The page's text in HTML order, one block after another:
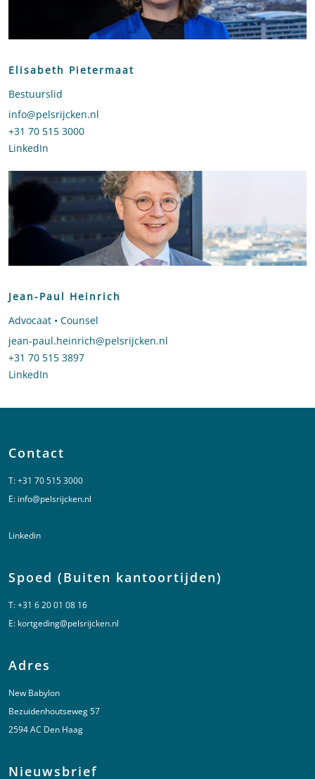
Elisabeth Pietermaat
Bestuurslid
Stuur een e-mail naar Elisabeth Pietermaat
info@pelsrijcken.nl
Bel naar Elisabeth Pietermaat
+31 70 515 3000
LinkedIn
Jean-Paul Heinrich
Advocaat • Counsel
Stuur een e-mail naar Jean-Paul Heinrich
jean-paul.heinrich@pelsrijcken.nl
Bel naar Jean-Paul Heinrich
+31 70 515 3897
LinkedIn
Contact
T:+31 70 515 3000
E: info@pelsrijcken.nl
Linkedin
Spoed (Buiten kantoortijden)
T:+31 6 20 01 08 16
E: kortgeding@pelsrijcken.nl
Adres
New Babylon
Bezuidenhoutseweg 57
2594 AC Den Haag
Nieuwsbrief